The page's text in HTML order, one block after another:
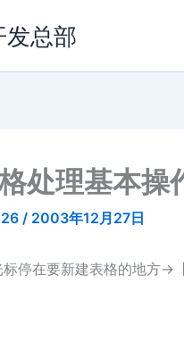
总部
处理基本操
/ 2003年12月27日
标停在要新建表格的地方→